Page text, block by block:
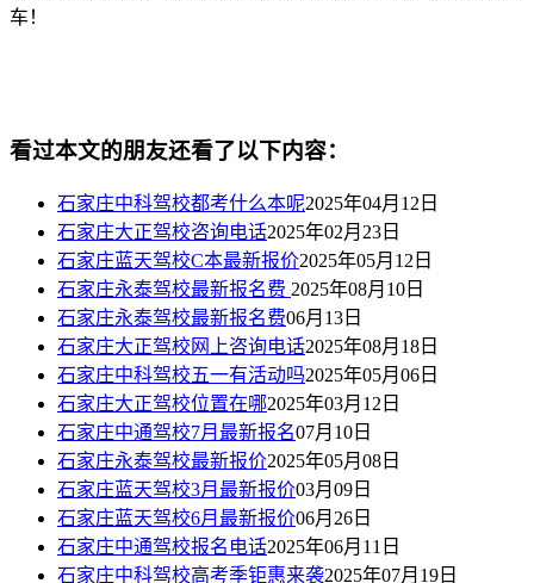
车 ！
看过本文的朋友还看了以下内容：
石家庄中科驾校都考什么本呢2025年04月12日
石家庄大正驾校咨询电话2025年02月23日
石家庄蓝天驾校C本最新报价2025年05月12日
石家庄永泰驾校最新报名费 2025年08月10日
石家庄永泰驾校最新报名费06月13日
石家庄大正驾校网上咨询电话2025年08月18日
石家庄中科驾校五一有活动吗2025年05月06日
石家庄大正驾校位置在哪2025年03月12日
石家庄中通驾校7月最新报名07月10日
石家庄永泰驾校最新报价2025年05月08日
石家庄蓝天驾校3月最新报价03月09日
石家庄蓝天驾校6月最新报价06月26日
石家庄中通驾校报名电话2025年06月11日
石家庄中科驾校高考季钜惠来袭2025年07月19日